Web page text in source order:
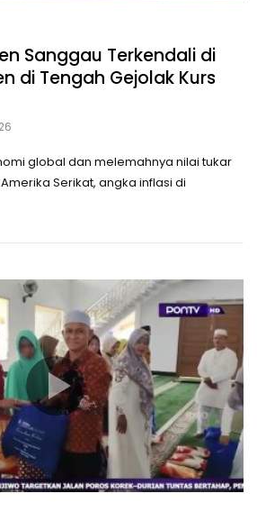
Sanggau Terkendali di
di Tengah Gejolak Kurs
global dan melemahnya nilai tukar
Serikat, angka inflasi di